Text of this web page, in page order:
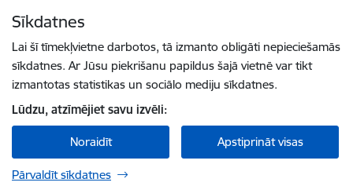
Sīkdatnes
Lai šī tīmekļvietne darbotos, tā izmanto obligāti nepieciešamās
sīkdatnes. Ar Jūsu piekrišanu papildus šajā vietnē var tikt
izmantotas statistikas un sociālo mediju sīkdatnes.
Lūdzu, atzīmējiet savu izvēli:
Noraidīt Apstiprināt visas
Pārvaldīt sīkdatnes